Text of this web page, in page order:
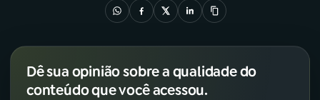
Dê sua opinião sobre a qualidade do
conteúdo que você acessou.